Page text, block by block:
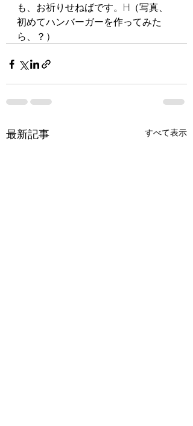
も、お祈りせねばです。H（写真、
初めてハンバーガーを作ってみた
ら、？）
最新記事 すべて表示